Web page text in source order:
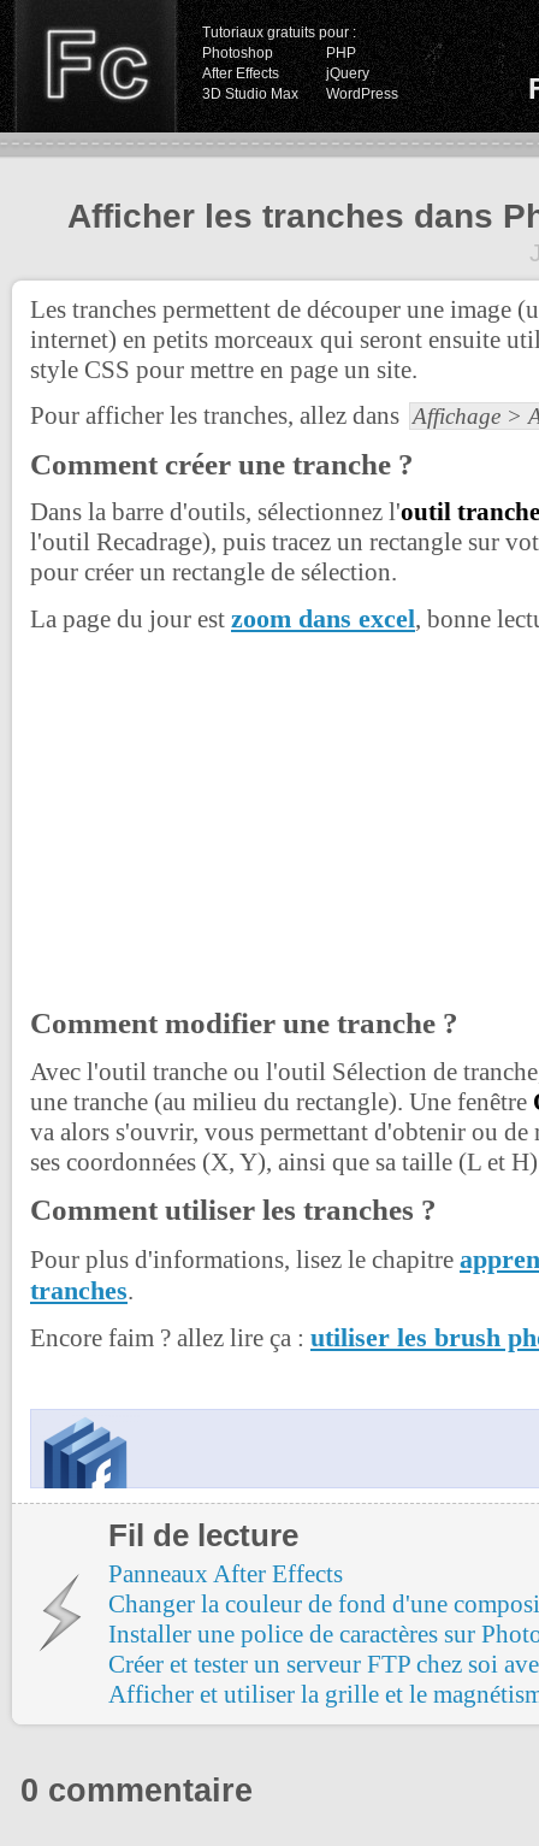
Tutoriaux gratuits pour :
Photoshop
PHP
After Effects
jQuery
3D Studio Max
WordPress
Afficher les tranches dans
Les tranches permettent de découper une image
internet) en petits morceaux qui seront ensuite
style CSS pour mettre en page un site.
Pour afficher les tranches, allez dans Affichage >
Comment créer une tranche ?
Dans la barre d'outils, sélectionnez l'outil tranche
l'outil Recadrage), puis tracez un rectangle sur
pour créer un rectangle de sélection.
La page du jour est zoom dans excel, bonne
Comment modifier une tranche ?
Avec l'outil tranche ou l'outil Sélection de
une tranche (au milieu du rectangle). Une fenêtre
va alors s'ouvrir, vous permettant d'obtenir ou
ses coordonnées (X, Y), ainsi que sa taille (L et
Comment utiliser les tranches ?
Pour plus d'informations, lisez le chapitre
tranches.
Encore faim ? allez lire ça : utiliser les brush
Fil de lecture
Panneaux After Effects
Changer la couleur de fond d'une
Installer une police de caractères sur
Créer et tester un serveur FTP chez soi
Afficher et utiliser la grille et le
0 commentaire